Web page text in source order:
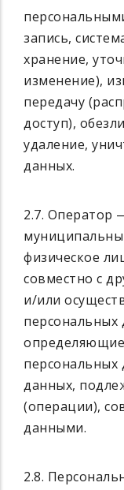
запись,
хранение,
изменение),
передачу
доступ),
удаление,
данных.
2.7. Оператор
физическое
совместно с
и/или
персональных
персональных
данных,
(операции),
данными.
2.8.